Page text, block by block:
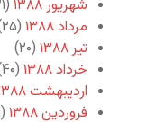
شهریور ۱۳۸۸
(۲۱)
مرداد ۱۳۸۸
(۲۵)
تیر ۱۳۸۸
(۲۰)
خرداد ۱۳۸۸
(۴۰)
اردیبهشت ۱۳۸۸
فروردین ۱۳۸۸
(۱۹)